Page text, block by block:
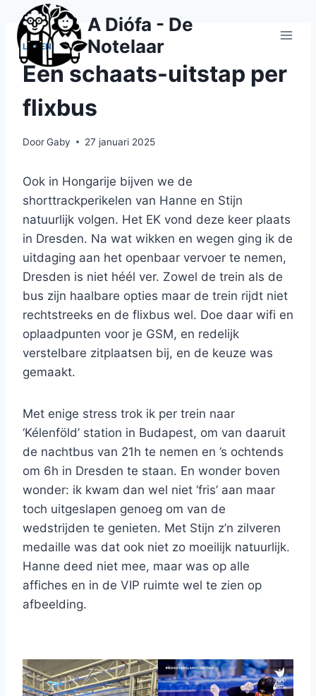
Doorgaan
naar
inhoud
A Diófa - De
Notelaar
LEVEN
Een schaats-uitstap per
flixbus
DoorGaby 27 januari 2025
Ook in Hongarije bijven we de
shorttrackperikelen van Hanne en Stijn
natuurlijk volgen. Het EK vond deze keer plaats
in Dresden. Na wat wikken en wegen ging ik de
uitdaging aan het openbaar vervoer te nemen,
Dresden is niet héél ver. Zowel de trein als de
bus zijn haalbare opties maar de trein rijdt niet
rechtstreeks en de flixbus wel. Doe daar wifi en
oplaadpunten voor je GSM, en redelijk
verstelbare zitplaatsen bij, en de keuze was
gemaakt.
Met enige stress trok ik per trein naar
‘Kélenföld’ station in Budapest, om van daaruit
de nachtbus van 21h te nemen en ’s ochtends
om 6h in Dresden te staan. En wonder boven
wonder: ik kwam dan wel niet ‘fris’ aan maar
toch uitgeslapen genoeg om van de
wedstrijden te genieten. Met Stijn z’n zilveren
medaille was dat ook niet zo moeilijk natuurlijk.
Hanne deed niet mee, maar was op alle
affiches en in de VIP ruimte wel te zien op
afbeelding.